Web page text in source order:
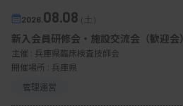
2026. 08.08（土）
新入会員研修会・施設交流会（歓迎会）
主催 : 兵庫県臨床検査技師会
開催場所 : 兵庫県
管理運営